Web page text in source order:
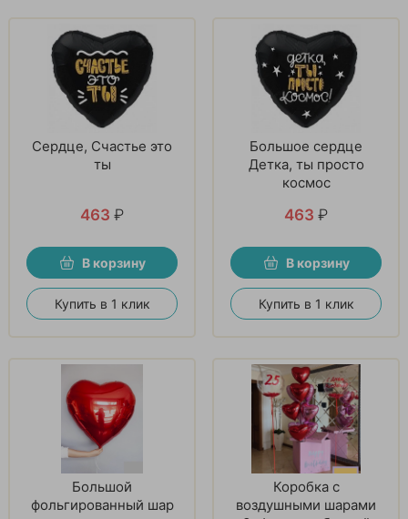
Сердце, Счастье это
ты
463 ₽
В корзину
Купить в 1 клик
Большое сердце
Детка, ты просто
космос
463 ₽
В корзину
Купить в 1 клик
Большой
фольгированный шар
Коробка с
воздушными шарами